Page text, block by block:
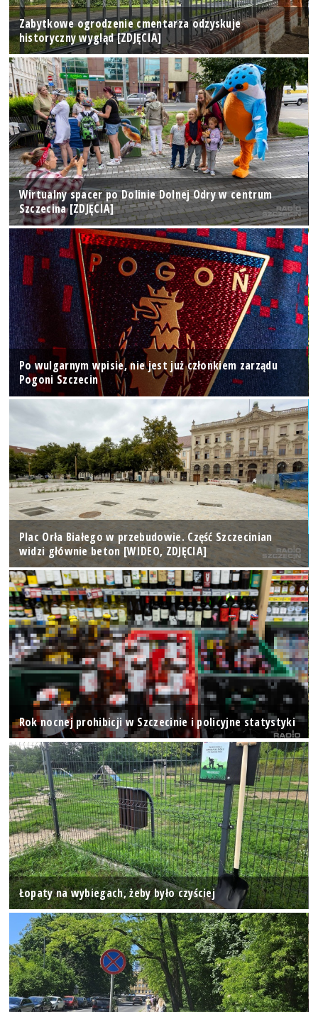
Zabytkowe ogrodzenie cmentarza odzyskuje
historyczny wygląd [ZDJĘCIA]
Wirtualny spacer po Dolinie Dolnej Odry w centrum
Szczecina [ZDJĘCIA]
Po wulgarnym wpisie, nie jest już członkiem zarządu
Pogoni Szczecin
Plac Orła Białego w przebudowie. Część Szczecinian
widzi głównie beton [WIDEO, ZDJĘCIA]
Rok nocnej prohibicji w Szczecinie i policyjne statystyki
Łopaty na wybiegach, żeby było czyściej